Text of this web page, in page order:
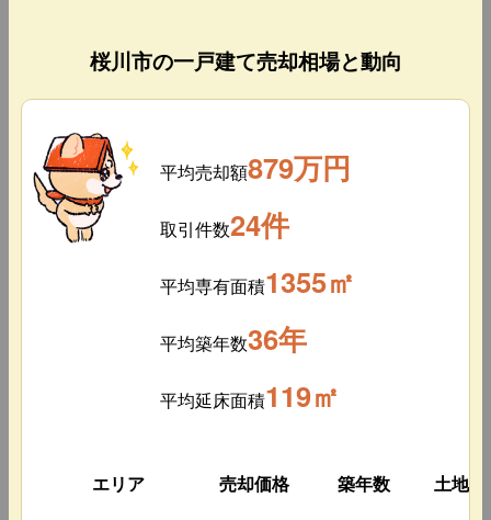
桜川市の一戸建て売却相場と動向
平均売却額879万円
取引件数24件
平均専有面積1355㎡
平均築年数36年
平均延床面積119㎡
エリア 売却価格 築年数 土地面